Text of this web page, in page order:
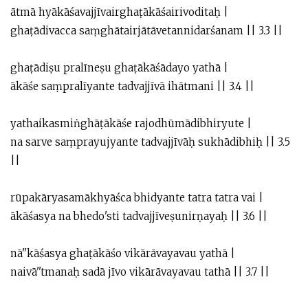
ātmā hyākāśavajjīvairghaṭākāśairivoditaḥ |
ghaṭādivacca saṃghātairjātāvetannidarśanam || 3.3 ||
ghaṭādiṣu pralīneṣu ghaṭākāśādayo yathā |
ākāśe saṃpralīyante tadvajjīvā ihātmani || 3.4 ||
yathaikasmiṅghāṭākāśe rajodhūmādibhiryute |
na sarve saṃprayujyante tadvajjīvāḥ sukhādibhiḥ || 3.5
rūpakāryasamākhyāśca bhidyante tatra tatra vai |
ākāśasya na bhedo'sti tadvajjīveṣunirṇayaḥ || 3.6 ||
nā''kāśasya ghaṭākāśo vikārāvayavau yathā |
naivā''tmanaḥ sadā jīvo vikārāvayavau tathā || 3.7 ||